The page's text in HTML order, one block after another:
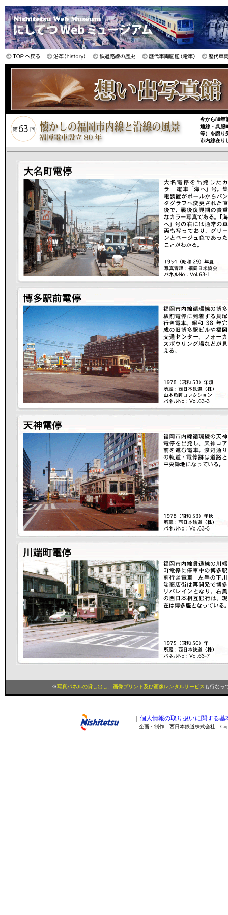
今から80年
通線・呉服
等）を譲り
市内線在り
※写真パネルの貸し出し、画像プリント及び画像レンタルサービス も行なっ
個人情報の取り扱いに関する基
企画・制作 西日本鉄道株式会社